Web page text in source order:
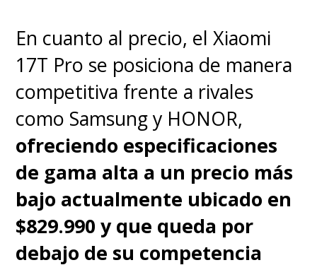
En cuanto al precio, el Xiaomi
17T Pro se posiciona de manera
competitiva frente a rivales
como Samsung y HONOR,
ofreciendo especificaciones
de gama alta a un precio más
bajo actualmente ubicado en
$829.990 y que queda por
debajo de su competencia